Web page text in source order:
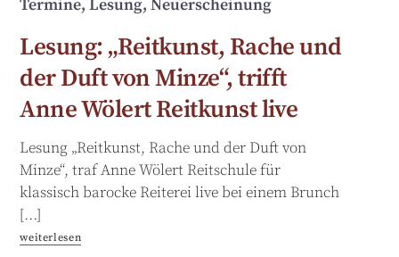
Termine, Lesung, Neuerscheinung
Lesung: „Reitkunst, Rache und
der Duft von Minze“, trifft
Anne Wölert Reitkunst live
Lesung „Reitkunst, Rache und der Duft von
Minze“, traf Anne Wölert Reitschule für
klassisch barocke Reiterei live bei einem Brunch
[…]
weiterlesen